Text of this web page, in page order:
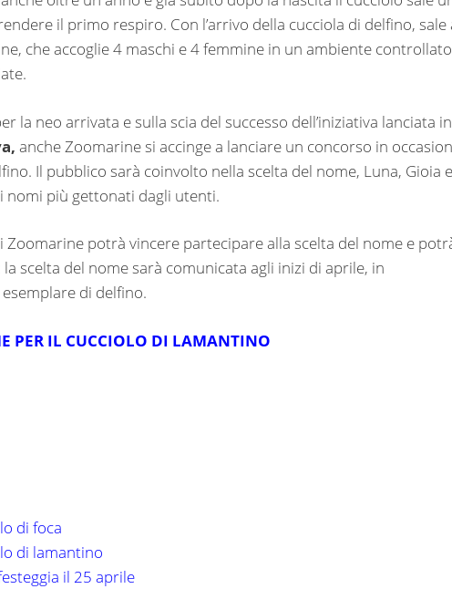
il primo respiro. Con l’arrivo della cucciola di delfino, sale
che accoglie 4 maschi e 4 femmine in un ambiente controllato
la neo arrivata e sulla scia del successo dell’iniziativa lanciata in
anche Zoomarine si accinge a lanciare un concorso in
Il pubblico sarà coinvolto nella scelta del nome, Luna, Gioia e
nomi più gettonati dagli utenti.
potrà vincere partecipare alla scelta del nome e
scelta del nome sarà comunicata agli inizi di aprile, in
di delfino.
PER IL CUCCIOLO DI LAMANTINO
di foca
di lamantino
il 25 aprile